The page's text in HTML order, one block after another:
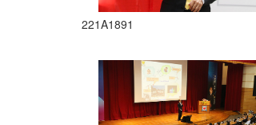
221A1891